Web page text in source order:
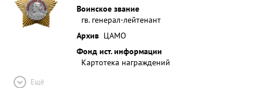
Воинское звание
гв. генерал-лейтенант
Архив ЦАМО
Фонд ист. информации
Картотека награждений
Ещё